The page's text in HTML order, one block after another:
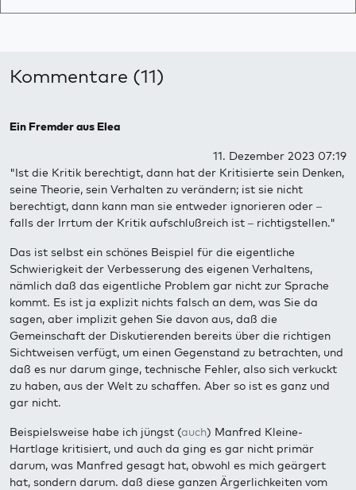
Kommentare (11)
Ein Fremder aus Elea
11. Dezember 2023 07:19
"Ist die Kritik berechtigt, dann hat der Kritisierte sein Denken,
seine Theorie, sein Verhalten zu verändern; ist sie nicht
berechtigt, dann kann man sie entweder ignorieren oder –
falls der Irrtum der Kritik aufschlußreich ist – richtigstellen."
Das ist selbst ein schönes Beispiel für die eigentliche
Schwierigkeit der Verbesserung des eigenen Verhaltens,
nämlich daß das eigentliche Problem gar nicht zur Sprache
kommt. Es ist ja explizit nichts falsch an dem, was Sie da
sagen, aber implizit gehen Sie davon aus, daß die
Gemeinschaft der Diskutierenden bereits über die richtigen
Sichtweisen verfügt, um einen Gegenstand zu betrachten, und
daß es nur darum ginge, technische Fehler, also sich verkuckt
zu haben, aus der Welt zu schaffen. Aber so ist es ganz und
gar nicht.
Beispielsweise habe ich jüngst (auch) Manfred Kleine-
Hartlage kritisiert, und auch da ging es gar nicht primär
darum, was Manfred gesagt hat, obwohl es mich geärgert
hat, sondern darum. daß diese ganzen Ärgerlichkeiten vom